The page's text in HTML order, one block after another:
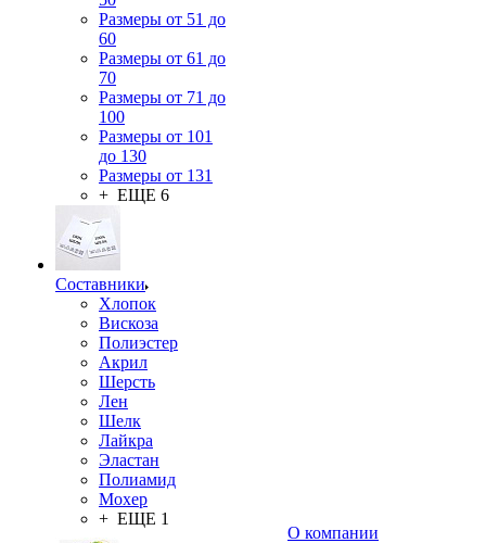
Размеры от 51 до
60
Размеры от 61 до
70
Размеры от 71 до
100
Размеры от 101
до 130
Размеры от 131
+ ЕЩЕ 6
Составники
Хлопок
Вискоза
Полиэстер
Акрил
Шерсть
Лен
Шелк
Лайкра
Эластан
Полиамид
Мохер
+ ЕЩЕ 1
О компании